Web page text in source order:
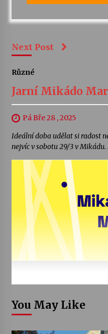
Next Post
Různé
Jarní Mikádo
Pá Bře 28 , 2025
Ideální doba udělat si radost
nejvíc v sobotu 29/3 v Mikádu.
You May Like